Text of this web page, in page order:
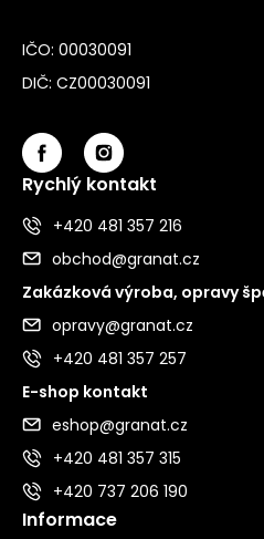
IČO: 00030091
DIČ: CZ00030091
Rychlý kontakt
+420 481 357 216
obchod@granat.cz
Zakázková výroba, opravy
opravy@granat.cz
+420 481 357 257
E-shop kontakt
eshop@granat.cz
+420 481 357 315
+420 737 206 190
Informace